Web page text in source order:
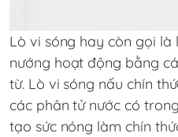
Lò vi sóng hay còn gọi
nướng hoạt động bằng
từ. Lò vi sóng nấu chín
các phân tử nước có
tạo sức nóng làm chín